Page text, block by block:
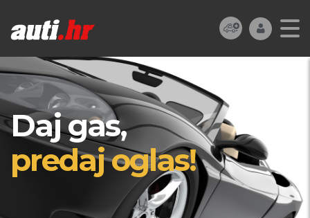
Daj gas,
predaj oglas!